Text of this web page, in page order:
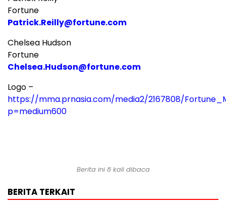
Fortune
Patrick.Reilly@fortune.com
Chelsea Hudson
Fortune
Chelsea.Hudson@fortune.com
Logo –
https://mma.prnasia.com/media2/2167808/
p=medium600
Berita ini 8 kali dibaca
BERITA TERKAIT